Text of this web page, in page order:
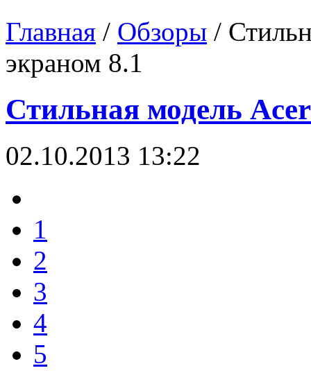
Главная / Обзоры /
экраном 8.1
Стильная модель
02.10.2013 13:22
1
2
3
4
5